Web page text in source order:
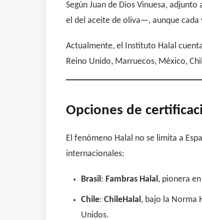
Según Juan de Dios Vinuesa,
el del aceite de oliva—, aunque cada
Actualmente, el Instituto Halal
Reino Unido, Marruecos, México,
Opciones de
El fenómeno Halal no se limita a
internacionales:
Brasil : Fambras Halal , pionera
Chile: ChileHalal , bajo la Norma
Unidos.